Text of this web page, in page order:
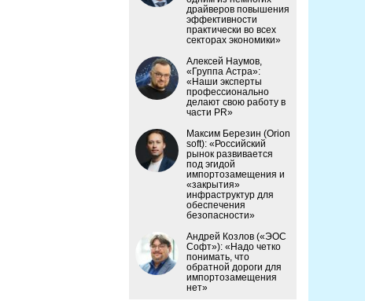
драйверов повышения
эффективности
практически во всех
секторах экономики»
Алексей Наумов,
«Группа Астра»:
«Наши эксперты
профессионально
делают свою работу в
части PR»
Максим Березин (Orion
soft): «Российский
рынок развивается
под эгидой
импортозамещения и
«закрытия»
инфраструктур для
обеспечения
безопасности»
Андрей Козлов («ЭОС
Софт»): «Надо четко
понимать, что
обратной дороги для
импортозамещения
нет»